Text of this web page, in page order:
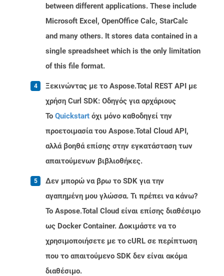
between different applications. These include
Microsoft Excel, OpenOffice Calc, StarCalc
and many others. It stores data contained in a
single spreadsheet which is the only limitation
of this file format.
Ξεκινώντας με το Aspose.Total REST API με
χρήση Curl SDK: Οδηγός για αρχάριους
Το Quickstart όχι μόνο καθοδηγεί την
προετοιμασία του Aspose.Total Cloud API,
αλλά βοηθά επίσης στην εγκατάσταση των
απαιτούμενων βιβλιοθήκες.
Δεν μπορώ να βρω το SDK για την
αγαπημένη μου γλώσσα. Τι πρέπει να κάνω?
Το Aspose.Total Cloud είναι επίσης διαθέσιμο
ως Docker Container. Δοκιμάστε να το
χρησιμοποιήσετε με το cURL σε περίπτωση
που το απαιτούμενο SDK δεν είναι ακόμα
διαθέσιμο.